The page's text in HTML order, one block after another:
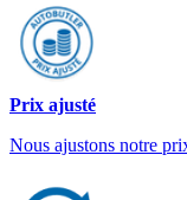
Prix ajusté
Nous ajustons notre